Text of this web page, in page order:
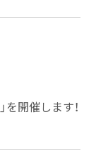
を開催します！